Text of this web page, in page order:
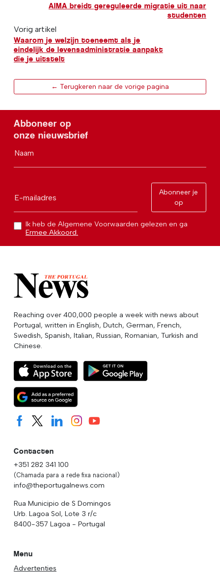
AIMA breidt gereguleerde migratie uit naar
studenten
Vorig artikel
Waarom je welzijn toeneemt als je
eindelijk de levensadministratie aanpakt
die je uitstelt
← Terugkeren naar de vorige pagina
Abboneer op
onze nieuwsbrief
Naam
E-mailadres
Abonneer je
op
Ik heb de Algemene Voorwaarden gelezen en ga
Ermee Akkoord.
Reaching over 400,000 people a week with news about
Portugal, written in English, Dutch, German, French,
Swedish, Spanish, Italian, Russian, Romanian, Turkish and
Chinese.
Contacten
+351 282 341 100
(Chamada para a rede fixa nacional)
info@theportugalnews.com
Rua Municipio de S Domingos
Urb. Lagoa Sol, Lote 3 r/c
8400-357 Lagoa - Portugal
Menu
Advertenties